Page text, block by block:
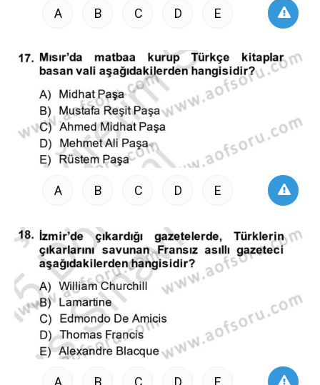
A B C D E
A B C D E